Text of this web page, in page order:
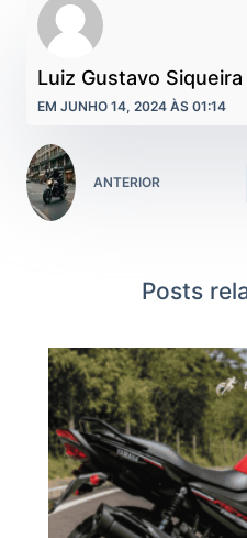
Luiz Gustavo Siqueira
EM JUNHO 14, 2024 ÀS 01:14
ANTERIOR
Posts